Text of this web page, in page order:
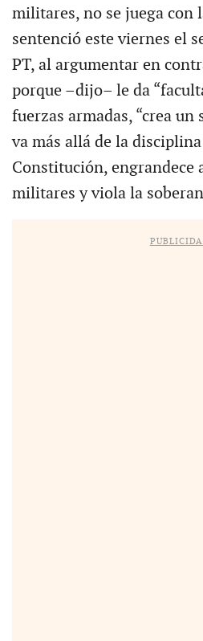
militares, no se juega con
sentenció este viernes el
PT, al argumentar en
porque –dijo– le da
fuerzas armadas, “crea
va más allá de la
Constitución, engrandece
militares y viola la